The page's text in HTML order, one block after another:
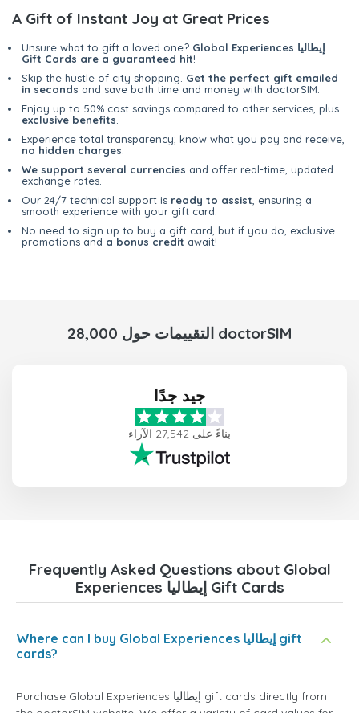
A Gift of Instant Joy at Great Prices
Unsure what to gift a loved one? Global Experiences إيطاليا
Gift Cards are a guaranteed hit!
Skip the hustle of city shopping. Get the perfect gift emailed
in seconds and save both time and money with doctorSIM.
Enjoy up to 50% cost savings compared to other services, plus
exclusive benefits
Experience total transparency; know what you pay and receive,
no hidden charges
We support several currencies and offer real-time, updated
exchange rates.
Our 24/7 technical support is ready to assist , ensuring a
smooth experience with your gift card.
No need to sign up to buy a gift card, but if you do, exclusive
promotions and a bonus credit await!
28,000 التقييمات حول doctorSIM
جيد جدًا
بناءً على 27,542 الآراء
Frequently Asked Questions about Global
Experiences إيطاليا Gift Cards
Where can I buy Global Experiences إيطاليا gift
cards?
Purchase Global Experiences إيطاليا gift cards directly from